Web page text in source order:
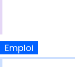
Emploi